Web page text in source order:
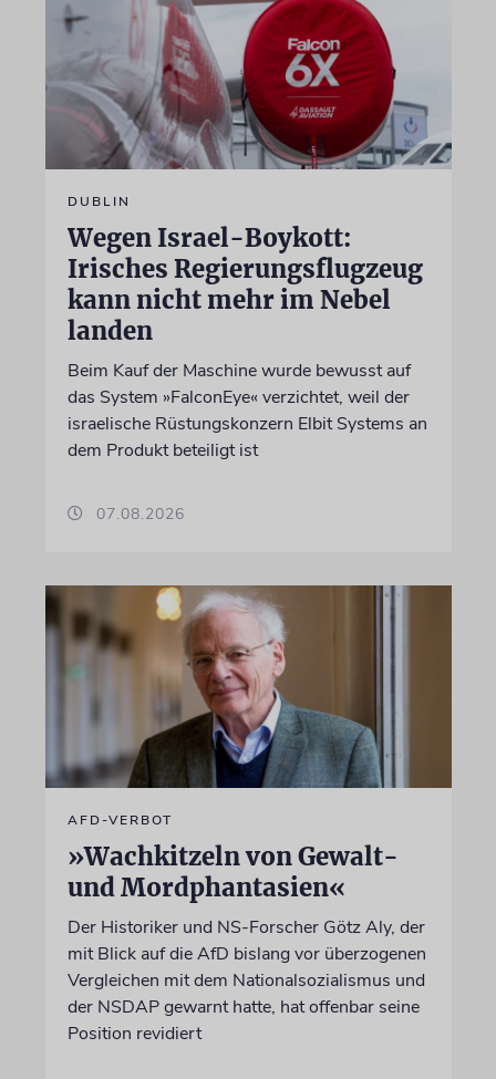
DUBLIN
Wegen Israel-Boykott:
Irisches Regierungsflugzeug
kann nicht mehr im Nebel
landen
Beim Kauf der Maschine wurde bewusst auf
das System »FalconEye« verzichtet, weil der
israelische Rüstungskonzern Elbit Systems an
dem Produkt beteiligt ist
07.08.2026
AFD-VERBOT
»Wachkitzeln von Gewalt-
und Mordphantasien«
Der Historiker und NS-Forscher Götz Aly, der
mit Blick auf die AfD bislang vor überzogenen
Vergleichen mit dem Nationalsozialismus und
der NSDAP gewarnt hatte, hat offenbar seine
Position revidiert